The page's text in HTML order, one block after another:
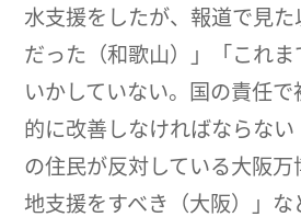
水支援をしたが、報道で見
だった（和歌山）」「これ
いかしていない。国の責任
的に改善しなければならな
の住民が反対している大阪
地支援をすべき（大阪）」